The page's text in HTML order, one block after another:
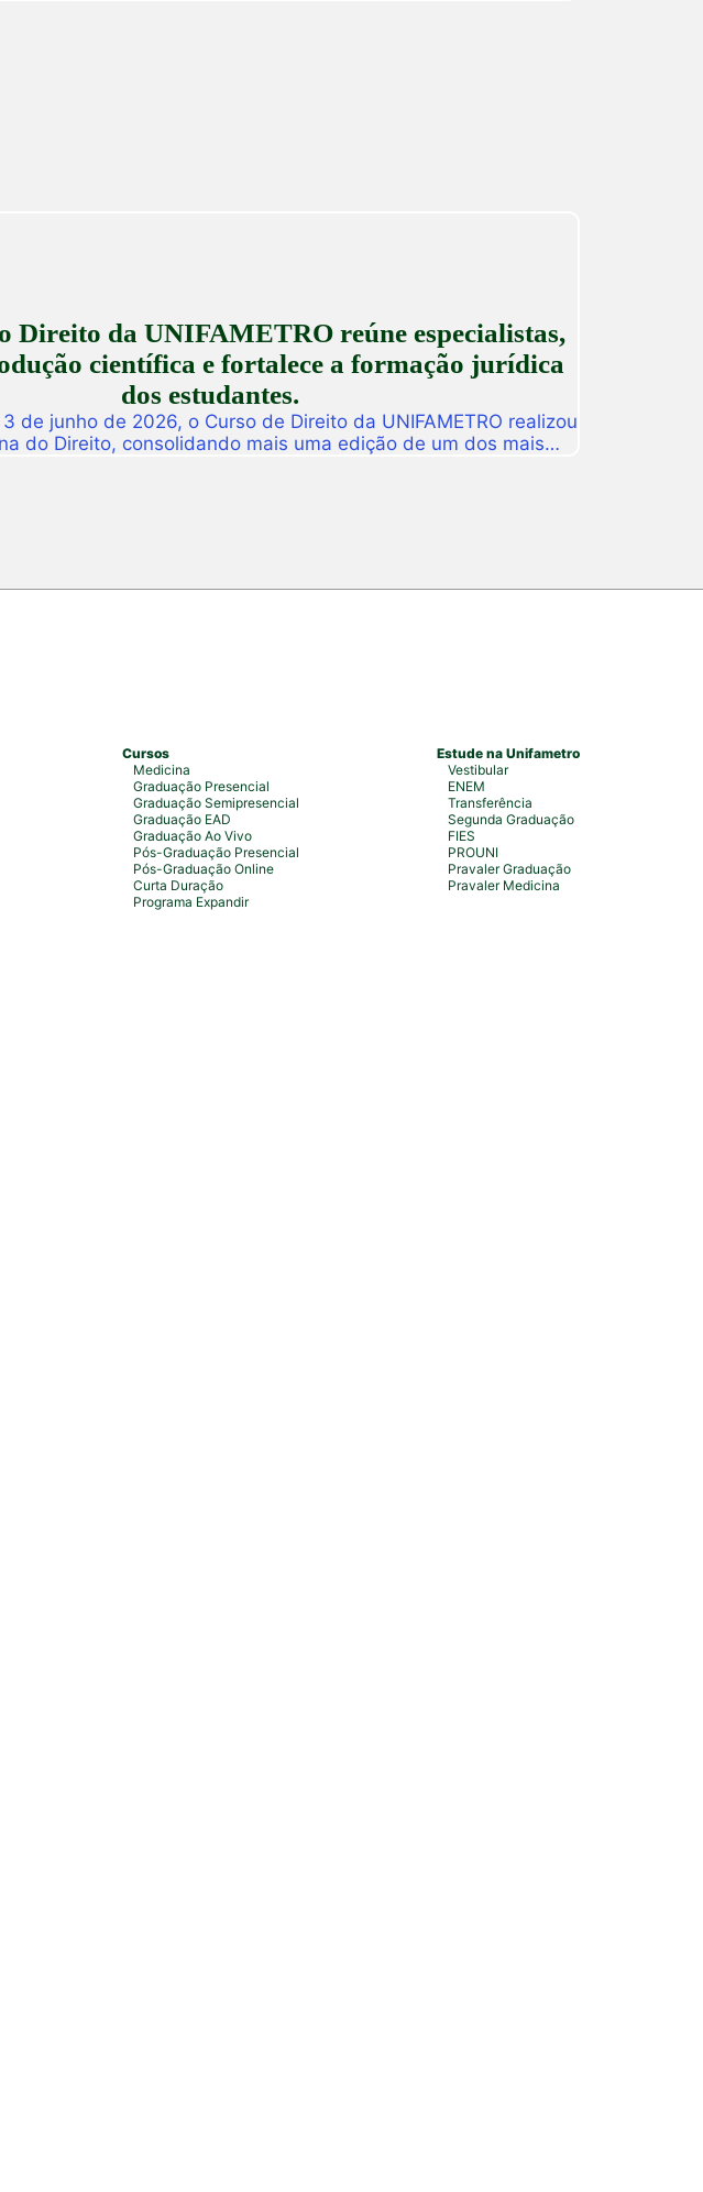
Direito da UNIFAMETRO reúne especialistas,
científica e fortalece a formação jurídica
dos estudantes.
de junho de 2026, o Curso de Direito da UNIFAMETRO realizou
do Direito, consolidando mais uma edição de um dos mais
Cursos
Medicina
Graduação Presencial
Graduação Semipresencial
Graduação EAD
Graduação Ao Vivo
Pós-Graduação Presencial
Pós-Graduação Online
Curta Duração
Programa Expandir
Estude na Unifametro
Vestibular
ENEM
Transferência
Segunda Graduação
FIES
PROUNI
Pravaler Graduação
Pravaler Medicina